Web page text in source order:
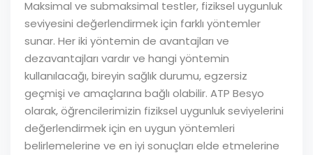
Maksimal ve submaksimal testler, fiziksel uygunluk
seviyesini değerlendirmek için farklı yöntemler
sunar. Her iki yöntemin de avantajları ve
dezavantajları vardır ve hangi yöntemin
kullanılacağı, bireyin sağlık durumu, egzersiz
geçmişi ve amaçlarına bağlı olabilir. ATP Besyo
olarak, öğrencilerimizin fiziksel uygunluk seviyelerini
değerlendirmek için en uygun yöntemleri
belirlemelerine ve en iyi sonuçları elde etmelerine